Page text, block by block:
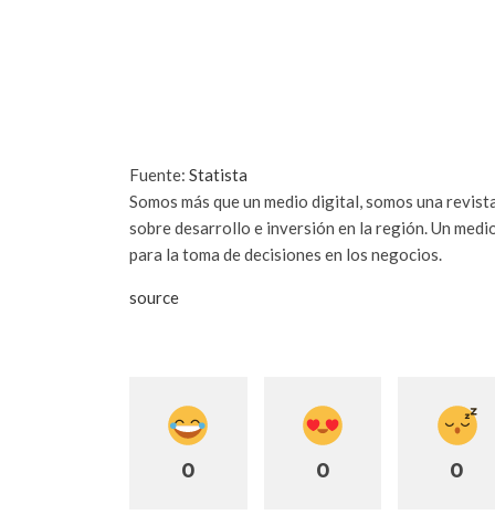
Fuente: Statista
Somos más que un medio digital, somos una
sobre desarrollo e inversión en la región. Un
para la toma de decisiones en los negocios.
source
0 0 0